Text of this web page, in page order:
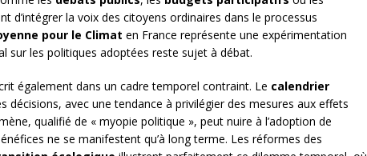
d’intégrer la voix des citoyens ordinaires dans le processus
pour le Climat en France représente une expérimentation
sur les politiques adoptées reste sujet à débat.
également dans un cadre temporel contraint. Le calendrier
décisions, avec une tendance à privilégier des mesures aux effets
qualifié de « myopie politique », peut nuire à l’adoption de
ne se manifestent qu’à long terme. Les réformes des